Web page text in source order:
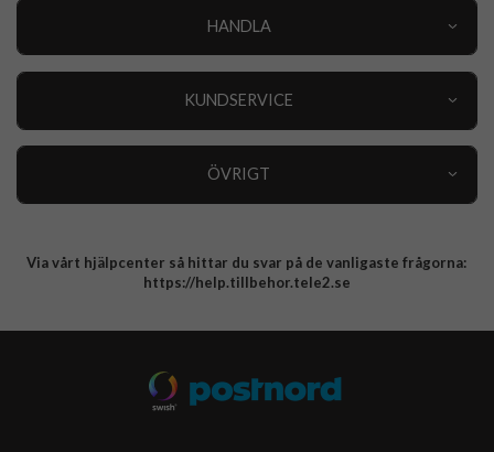
HANDLA
KUNDSERVICE
ÖVRIGT
Integritetspolicy
Via vårt hjälpcenter så hittar du svar på de vanligaste frågorna:
https://help.tillbehor.tele2.se